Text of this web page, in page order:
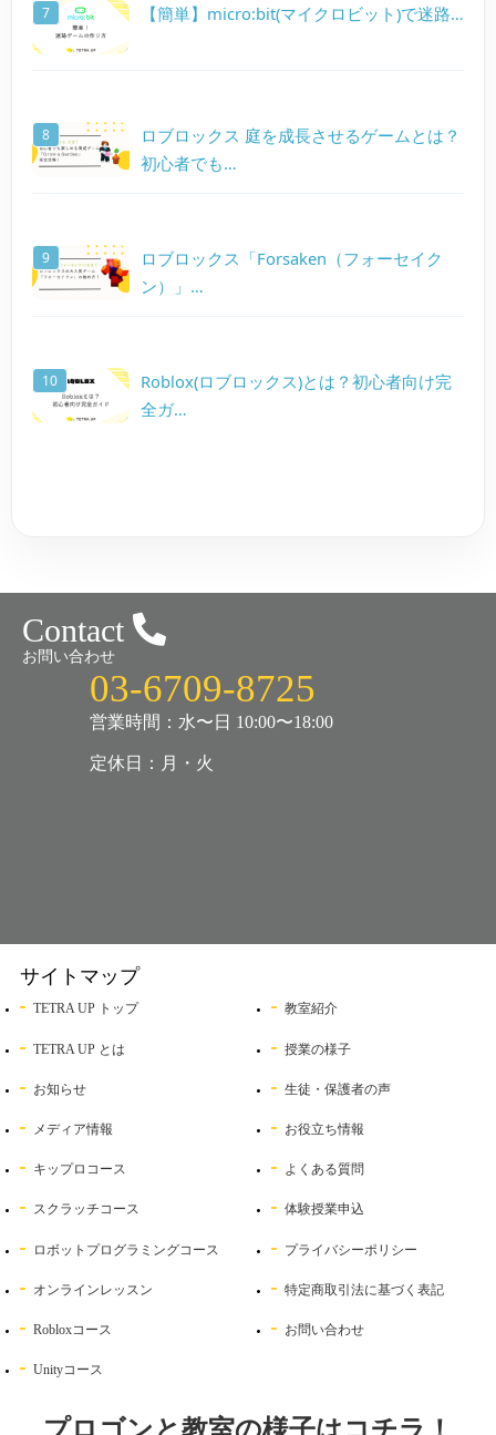
【簡単】micro:bit(マイクロビット)で迷路…
ロブロックス 庭を成長させるゲームとは？
初心者でも…
ロブロックス「Forsaken（フォーセイク
ン）」…
Roblox(ロブロックス)とは？初心者向け完
全ガ…
Contact
お問い合わせ
03-6709-8725
営業時間：水〜日 10:00〜18:00
定休日：月・火
サイトマップ
TETRA UP トップ
TETRA UP とは
お知らせ
メディア情報
キップロコース
スクラッチコース
ロボットプログラミングコース
オンラインレッスン
Robloxコース
Unityコース
教室紹介
授業の様子
生徒・保護者の声
お役立ち情報
よくある質問
体験授業申込
プライバシーポリシー
特定商取引法に基づく表記
お問い合わせ